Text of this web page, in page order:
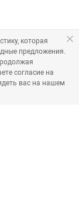
которая
предложения.
согласие на
вас на нашем